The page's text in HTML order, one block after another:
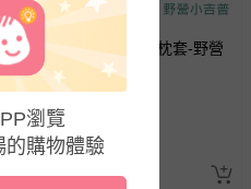
PAMABE - 冰絲涼感枕套-野營
小吉普-50x30cm
7折 即將售完
$390 $560
已售出 1
瀏覽
的購物體驗